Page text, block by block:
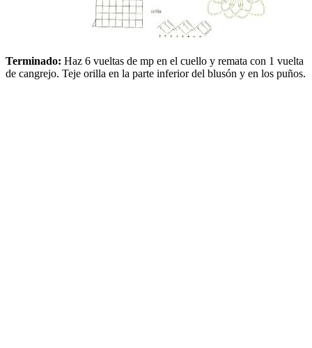
Terminado: Haz 6 vueltas de mp en el cuello y remata con 1 vuelta
de cangrejo. Teje orilla en la parte inferior del blusón y en los puños.